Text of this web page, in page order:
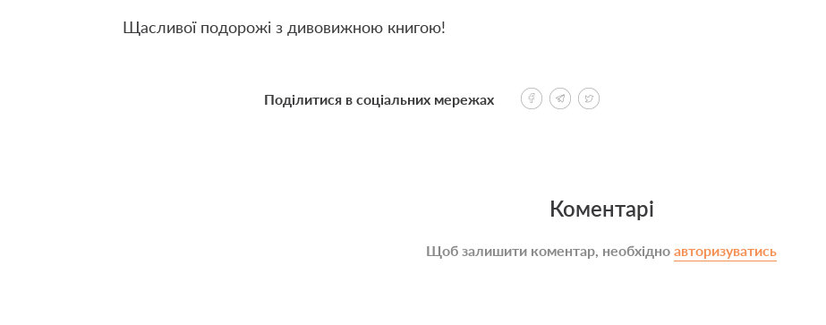
Щасливої подорожі з дивовижною книгою!
Поділитися в соціальних мережах
Коментарі
Щоб залишити коментар, необхідно авторизуватись